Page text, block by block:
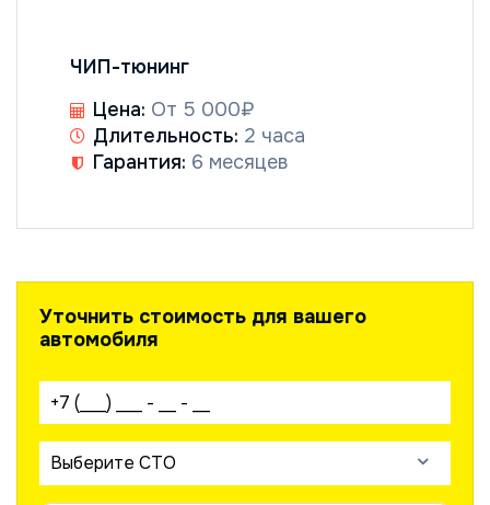
ЧИП-тюнинг
Цена: От 5 000₽
Длительность: 2 часа
Гарантия: 6 месяцев
Уточнить стоимость для вашего
автомобиля
Ваш телефон:
Выберите СТО